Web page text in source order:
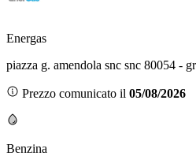
Energas
piazza g. amendola snc snc 80054 -
Prezzo comunicato il 05/08/2026
Benzina